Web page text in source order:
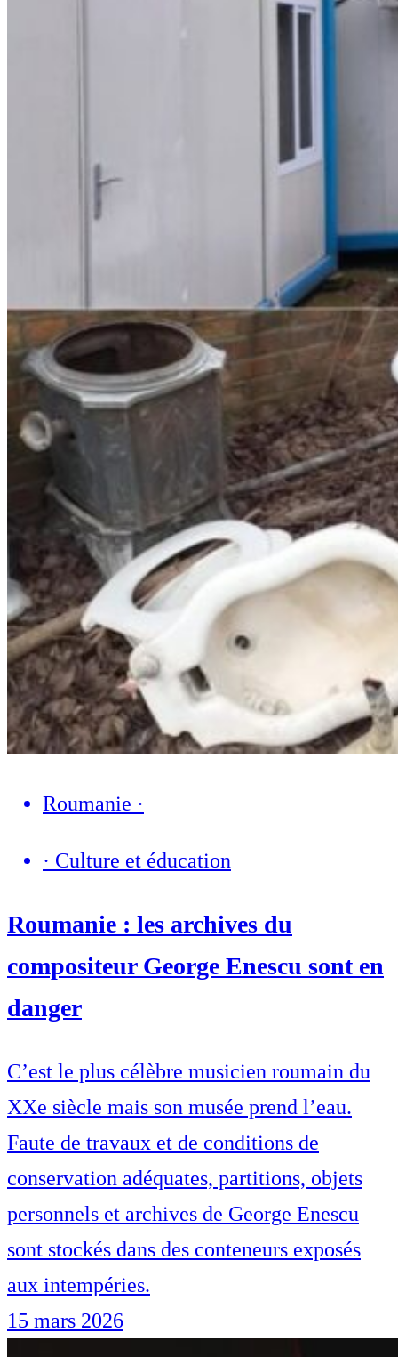
Roumanie ·
· Culture et éducation
Roumanie : les archives du
compositeur George Enescu sont en
danger
C’est le plus célèbre musicien roumain du
XXe siècle mais son musée prend l’eau.
Faute de travaux et de conditions de
conservation adéquates, partitions, objets
personnels et archives de George Enescu
sont stockés dans des conteneurs exposés
aux intempéries.
15 mars 2026